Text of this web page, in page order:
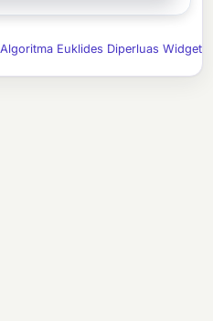
Euklides Diperluas Widget